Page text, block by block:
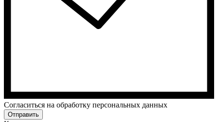
Cогласиться на обработку персональных данных
Отправить